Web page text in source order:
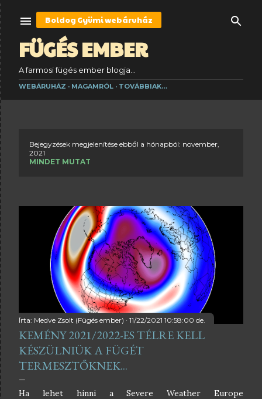
Ugrás a fő tartalomra
FÜGÉS EMBER
A farmosi fügés ember blogja...
Boldog Gyümiwebáruház
WEBÁRUHÁZ MAGAMRÓL TOVÁBBIAK…
j
é
s
e
k
Bejegyzések megjelenítése ebből a hónapból: november,
2021
MINDET MUTAT
Írta: Medve Zsolt (Fügés ember) 11/22/2021 10:58:00 de.
KEMÉNY 2021/2022-ES TÉLRE KELL
KÉSZÜLNIÜK A FÜGÉT
TERMESZTŐKNEK...
Ha lehet hinni a Severe Weather Europe